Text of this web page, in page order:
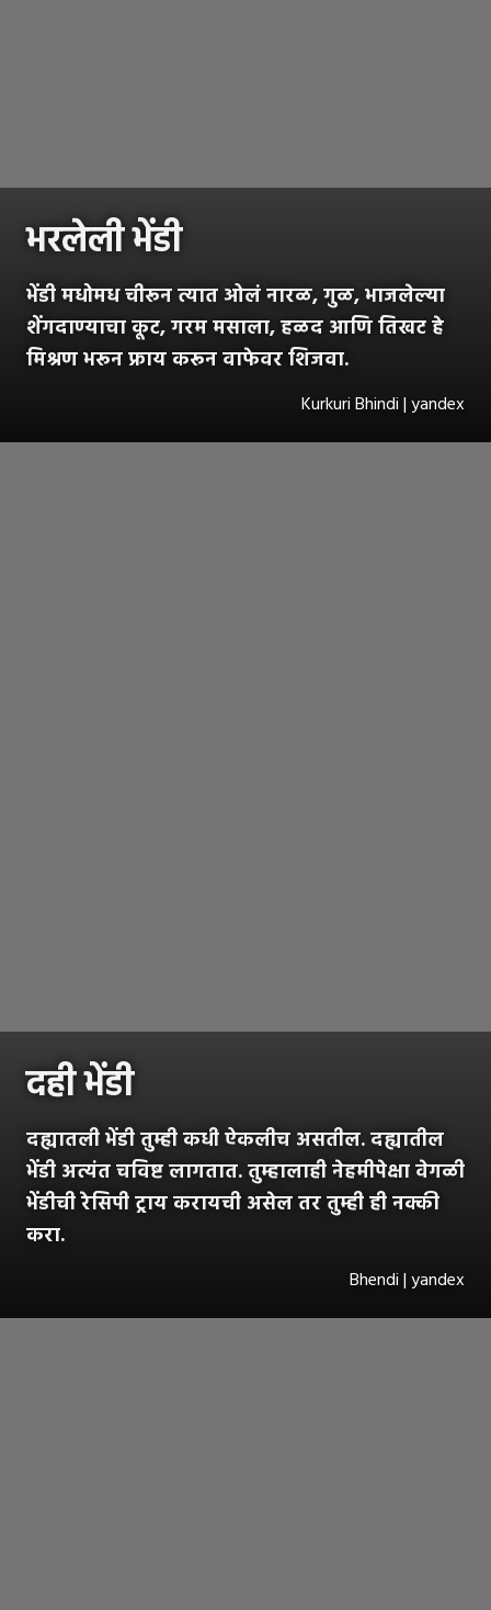
भरलेली भेंडी
भेंडी मधोमध चीरून त्यात ओलं नारळ, गुळ, भाजलेल्या
शेंगदाण्याचा कूट, गरम मसाला, हळद आणि तिखट हे
मिश्रण भरून फ्राय करून वाफेवर शिजवा.
Kurkuri Bhindi | yandex
दही भेंडी
दह्यातली भेंडी तुम्ही कधी ऐकलीच असतील. दह्यातील
भेंडी अत्यंत चविष्ट लागतात. तुम्हालाही नेहमीपेक्षा वेगळी
भेंडीची रेसिपी ट्राय करायची असेल तर तुम्ही ही नक्की
करा.
Bhendi | yandex